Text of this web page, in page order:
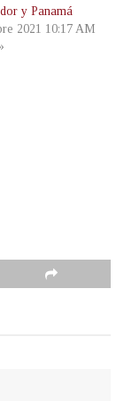
y Panamá
2021 10:17 AM